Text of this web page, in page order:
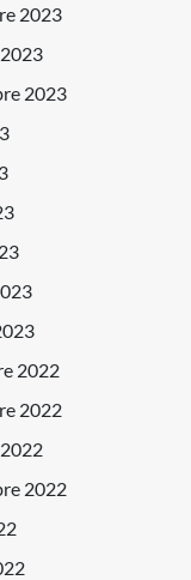
2023
2023
2022
2022
2022